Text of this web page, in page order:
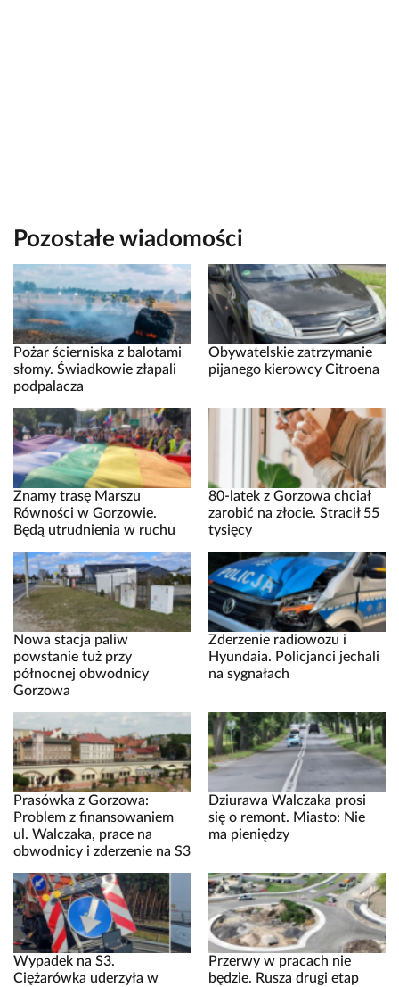
Pozostałe wiadomości
Pożar ścierniska z balotami
słomy. Świadkowie złapali
podpalacza
Obywatelskie zatrzymanie
pijanego kierowcy Citroena
Znamy trasę Marszu
Równości w Gorzowie.
Będą utrudnienia w ruchu
80-latek z Gorzowa chciał
zarobić na złocie. Stracił 55
tysięcy
Nowa stacja paliw
powstanie tuż przy
północnej obwodnicy
Gorzowa
Zderzenie radiowozu i
Hyundaia. Policjanci jechali
na sygnałach
Prasówka z Gorzowa:
Problem z finansowaniem
ul. Walczaka, prace na
obwodnicy i zderzenie na S3
Dziurawa Walczaka prosi
się o remont. Miasto: Nie
ma pieniędzy
Wypadek na S3.
Ciężarówka uderzyła w
Przerwy w pracach nie
będzie. Rusza drugi etap